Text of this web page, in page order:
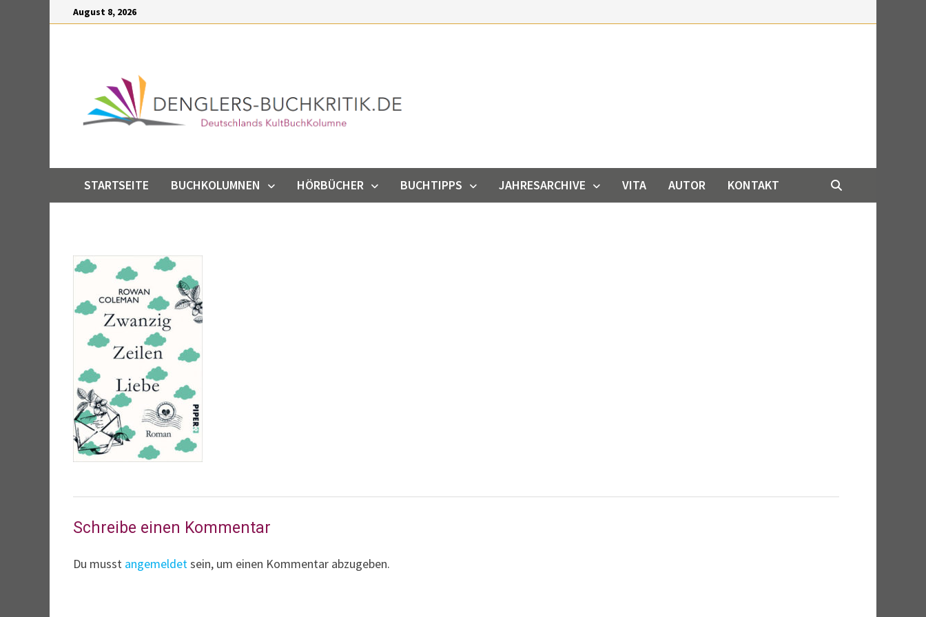
Inhalt
August 8, 2026
STARTSEITE BUCHKOLUMNEN HÖRBÜCHER BUCHTIPPS JAHRESARCHIVE VITA AUTOR KONTAKT
Schreibe einen Kommentar
Du musst angemeldetsein, um einen Kommentar abzugeben.